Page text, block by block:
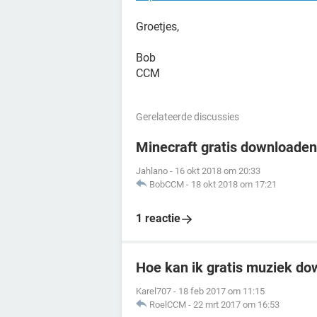
Groetjes,
Bob
CCM
Gerelateerde discussies
Minecraft gratis downloaden
Jahlano - 16 okt 2018 om 20:33
BobCCM - 18 okt 2018 om 17:21
1 reactie
Hoe kan ik gratis muziek
Karel707 - 18 feb 2017 om 11:15
RoelCCM - 22 mrt 2017 om 16:53